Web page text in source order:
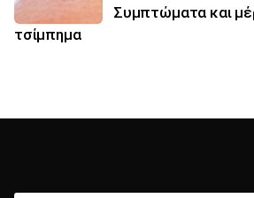
Συμπτώματα και
τσίμπημα